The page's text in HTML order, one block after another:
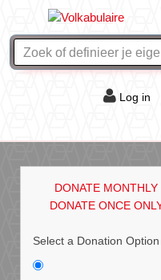
Log in
DONATE MONTHLY
DONATE ONCE
Select a Donation Option